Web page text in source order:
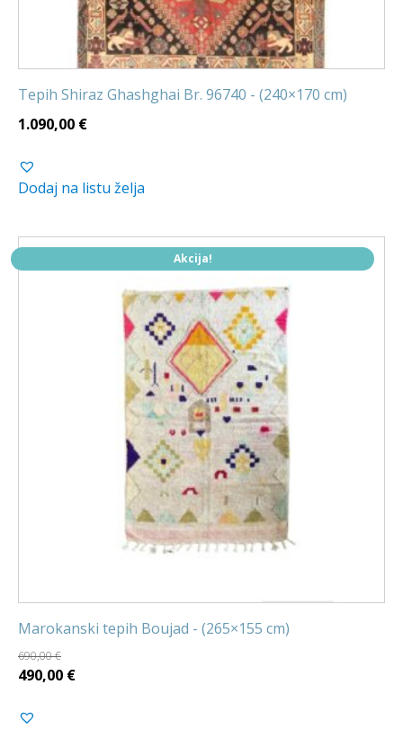
Tepih Shiraz Ghashghai Br. 96740 - (240×170 cm)
1.090,00 €
Dodaj na listu želja
Akcija!
Marokanski tepih Boujad - (265×155 cm)
690,00€
Izvorna
bila
490,00 €Trenutna